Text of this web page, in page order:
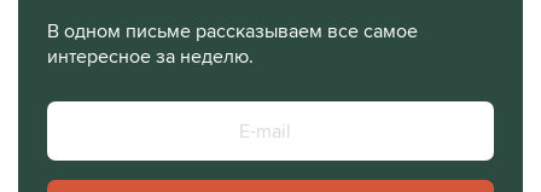
В одном письме рассказываем все самое
интересное за неделю.